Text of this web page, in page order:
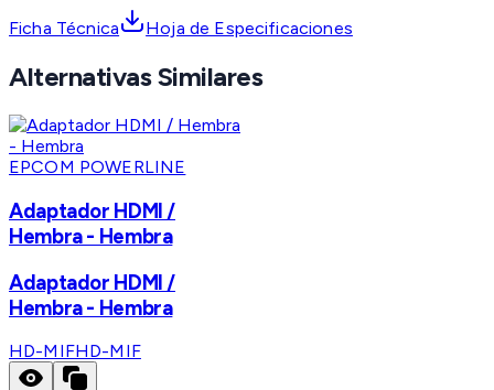
Ficha Técnica Hoja de Especificaciones
Alternativas Similares
EPCOM POWERLINE
Adaptador HDMI /
Hembra - Hembra
Adaptador HDMI /
Hembra - Hembra
HD-MIFHD-MIF